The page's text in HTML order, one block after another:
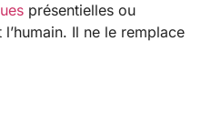
présentielles ou
Il ne le remplace